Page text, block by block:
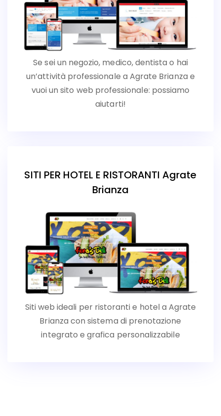
Se sei un negozio, medico, dentista o hai
un’attività professionale a Agrate Brianza e
vuoi un sito web professionale: possiamo
aiutarti!
SITI PER HOTEL E RISTORANTI Agrate
Brianza
Siti web ideali per ristoranti e hotel a Agrate
Brianza con sistema di prenotazione
integrato e grafica personalizzabile